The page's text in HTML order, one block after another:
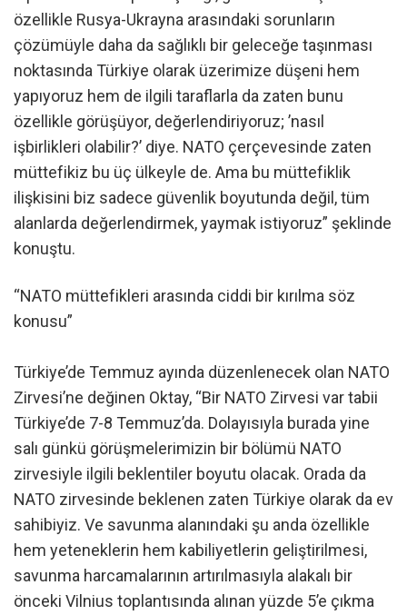
özellikle Rusya-Ukrayna arasındaki sorunların
çözümüyle daha da sağlıklı bir geleceğe taşınması
noktasında Türkiye olarak üzerimize düşeni hem
yapıyoruz hem de ilgili taraflarla da zaten bunu
özellikle görüşüyor, değerlendiriyoruz; ’nasıl
işbirlikleri olabilir?’ diye. NATO çerçevesinde zaten
müttefikiz bu üç ülkeyle de. Ama bu müttefiklik
ilişkisini biz sadece güvenlik boyutunda değil, tüm
alanlarda değerlendirmek, yaymak istiyoruz” şeklinde
konuştu.
“NATO müttefikleri arasında ciddi bir kırılma söz
konusu”
Türkiye’de Temmuz ayında düzenlenecek olan NATO
Zirvesi’ne değinen Oktay, “Bir NATO Zirvesi var tabii
Türkiye’de 7-8 Temmuz’da. Dolayısıyla burada yine
salı günkü görüşmelerimizin bir bölümü NATO
zirvesiyle ilgili beklentiler boyutu olacak. Orada da
NATO zirvesinde beklenen zaten Türkiye olarak da ev
sahibiyiz. Ve savunma alanındaki şu anda özellikle
hem yeteneklerin hem kabiliyetlerin geliştirilmesi,
savunma harcamalarının artırılmasıyla alakalı bir
önceki Vilnius toplantısında alınan yüzde 5’e çıkma